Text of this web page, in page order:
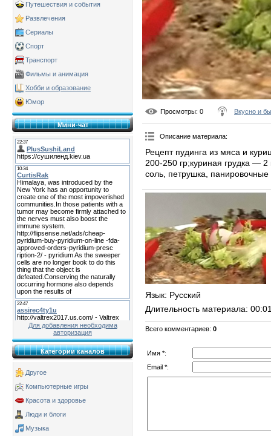
Путешествия и события
Развлечения
Сериалы
Спорт
Транспорт
Фильмы и анимация
Хобби и образование
Юмор
Мини-чат
Для добавления необходима
авторизация
Категории каналов
Другое
Компьютерные игры
Красота и здоровье
Люди и блоги
Музыка
Просмотры: 0 Вкусно и
Описание материала:
Рецепт пудинга из мяса и
200-250 гр;куриная грудка —
соль, петрушка, панировочные
Язык: Русский
Длительность материала:
Всего комментариев: 0
Имя *:
Email *: